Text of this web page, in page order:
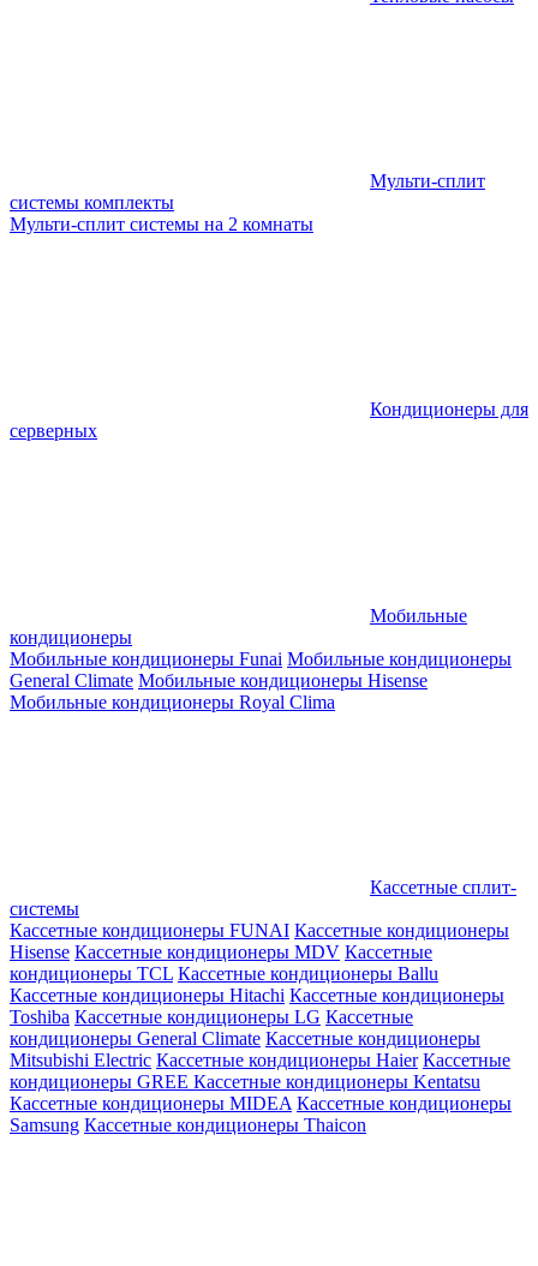
Мульти-сплит
системы комплекты
Мульти-сплит системы на 2 комнаты
Кондиционеры для
серверных
Мобильные
кондиционеры
Мобильные кондиционеры Funai Мобильные кондиционеры
General Climate Мобильные кондиционеры Hisense
Мобильные кондиционеры Royal Clima
Кассетные сплит-
системы
Кассетные кондиционеры FUNAI Кассетные кондиционеры
Hisense Кассетные кондиционеры MDV Кассетные
кондиционеры TCL Кассетные кондиционеры Ballu
Кассетные кондиционеры Hitachi Кассетные кондиционеры
Toshiba Кассетные кондиционеры LG Кассетные
кондиционеры General Climate Кассетные кондиционеры
Mitsubishi Electric Кассетные кондиционеры Haier Кассетные
кондиционеры GREE Кассетные кондиционеры Kentatsu
Кассетные кондиционеры MIDEA Кассетные кондиционеры
Samsung Кассетные кондиционеры Thaicon